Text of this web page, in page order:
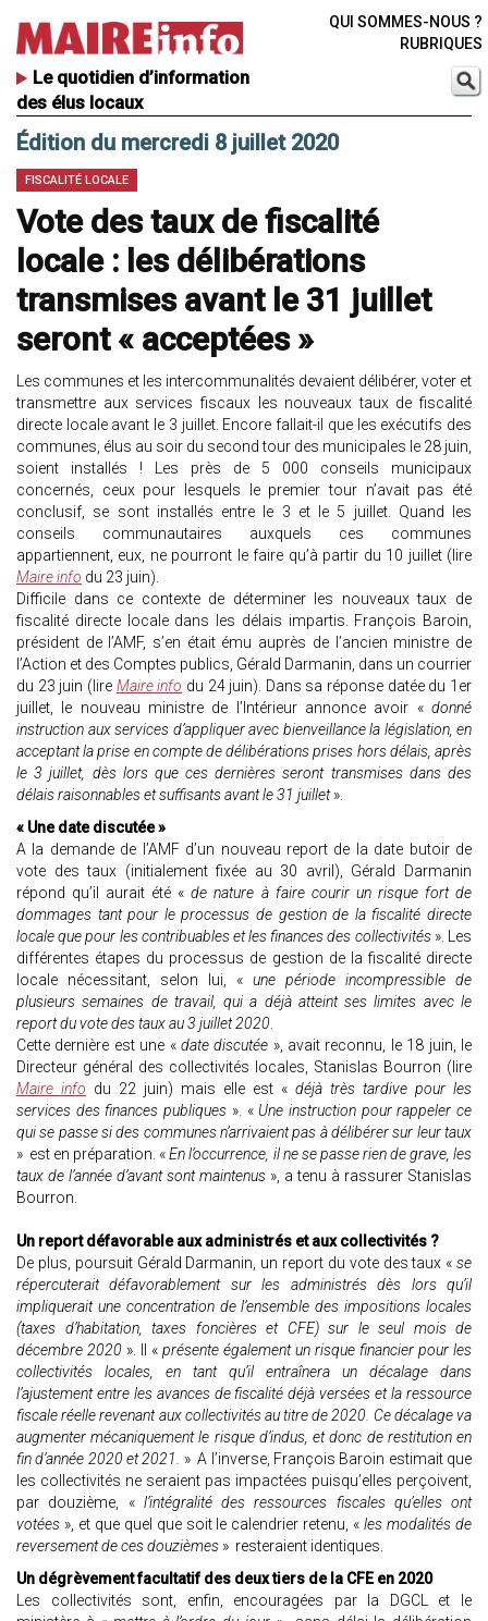
Le quotidien d’information
des élus locaux
QUI SOMMES-NOUS ?
RUBRIQUES
Édition du mercredi 8 juillet 2020
FISCALITÉ LOCALE
Vote des taux de fiscalité
locale : les délibérations
transmises avant le 31 juillet
seront « acceptées »
Les communes et les intercommunalités devaient délibérer, voter et
transmettre aux services fiscaux les nouveaux taux de fiscalité
directe locale avant le 3 juillet. Encore fallait-il que les exécutifs des
communes, élus au soir du second tour des municipales le 28 juin,
soient installés ! Les près de 5 000 conseils municipaux
concernés, ceux pour lesquels le premier tour n’avait pas été
conclusif, se sont installés entre le 3 et le 5 juillet. Quand les
conseils communautaires auxquels ces communes
appartiennent, eux, ne pourront le faire qu’à partir du 10 juillet (lire
Maire info du 23 juin).
Difficile dans ce contexte de déterminer les nouveaux taux de
fiscalité directe locale dans les délais impartis. François Baroin,
président de l’AMF, s’en était ému auprès de l’ancien ministre de
l’Action et des Comptes publics, Gérald Darmanin, dans un courrier
du 23 juin (lire Maire info du 24 juin). Dans sa réponse datée du 1er
juillet, le nouveau ministre de l’Intérieur annonce avoir « donné
instruction aux services d’appliquer avec bienveillance la législation, en
acceptant la prise en compte de délibérations prises hors délais, après
le 3 juillet, dès lors que ces dernières seront transmises dans des
délais raisonnables et suffisants avant le 31 juillet».
« Une date discutée »
A la demande de l’AMF d’un nouveau report de la date butoir de
vote des taux (initialement fixée au 30 avril), Gérald Darmanin
répond qu’il aurait été «de nature à faire courir un risque fort de
dommages tant pour le processus de gestion de la fiscalité directe
locale que pour les contribuables et les finances des collectivités». Les
différentes étapes du processus de gestion de la fiscalité directe
locale nécessitant, selon lui, « une période incompressible de
plusieurs semaines de travail, qui a déjà atteint ses limites avec le
report du vote des taux au 3 juillet 2020.
Cette dernière est une «date discutée », avait reconnu, le 18 juin, le
Directeur général des collectivités locales, Stanislas Bourron (lire
Maire info du 22 juin) mais elle est « déjà très tardive pour les
services des finances publiques ». « Une instruction pour rappeler ce
qui se passe si des communes n’arrivaient pas à délibérer sur leur taux
» est en préparation. «En l’occurrence, il ne se passe rien de grave, les
taux de l’année d’avant sont maintenus », a tenu à rassurer Stanislas
Bourron.
Un report défavorable aux administrés et aux collectivités ?
De plus, poursuit Gérald Darmanin, un report du vote des taux « se
répercuterait défavorablement sur les administrés dès lors qu’il
impliquerait une concentration de l’ensemble des impositions locales
(taxes d’habitation, taxes foncières et CFE) sur le seul mois de
décembre 2020 ». Il « présente également un risque financier pour les
collectivités locales, en tant qu’il entraînera un décalage dans
l’ajustement entre les avances de fiscalité déjà versées et la ressource
fiscale réelle revenant aux collectivités au titre de 2020. Ce décalage va
augmenter mécaniquement le risque d’indus, et donc de restitution en
fin d’année 2020 et 2021. » A l’inverse, François Baroin estimait que
les collectivités ne seraient pas impactées puisqu’elles perçoivent,
par douzième, «l’intégralité des ressources fiscales qu’elles ont
votées », et que quel que soit le calendrier retenu, « les modalités de
reversement de ces douzièmes » resteraient identiques.
Un dégrèvement facultatif des deux tiers de la CFE en 2020
Les collectivités sont, enfin, encouragées par la DGCL et le